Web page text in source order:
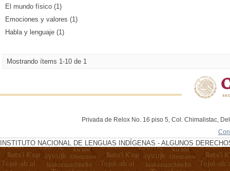
El mundo físico (1)
Emociones y valores (1)
Habla y lenguaje (1)
Mostrando ítems 1-10 de 1
Privada de Relox No. 16 piso 5, Col. Chimalistac,
INSTITUTO NACIONAL DE LENGUAS INDÍGENAS - ALGUNOS